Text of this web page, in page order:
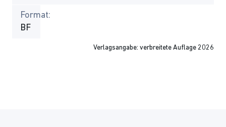
Format:
BF
Verlagsangabe: verbreitete Auflage 2026